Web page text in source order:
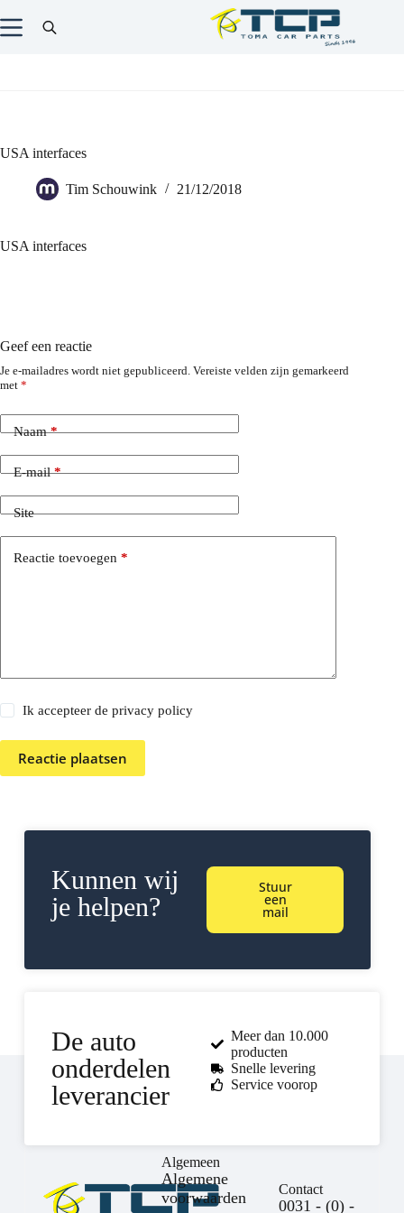
USA interfaces
Tim Schouwink 21/12/2018
USA interfaces
Geef een reactie
Je e-mailadres wordt niet gepubliceerd. Vereiste velden zijn gemarkeerd
met *
Naam*
E-mail*
Site
Reactie toevoegen *
Ik accepteer de privacy policy
Reactie plaatsen
Kunnen wij
je helpen?
Stuur
een
mail
De auto
onderdelen
leverancier
Meer dan 10.000
producten
Snelle levering
Service voorop
Algemeen
Algemene
voorwaarden
Contact
0031 - (0) -